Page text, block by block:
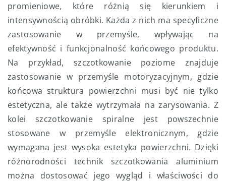
promieniowe, które różnią się kierunkiem i
intensywnością obróbki. Każda z nich ma specyficzne
zastosowanie w przemyśle, wpływając na
efektywność i funkcjonalność końcowego produktu.
Na przykład, szczotkowanie poziome znajduje
zastosowanie w przemyśle motoryzacyjnym, gdzie
końcowa struktura powierzchni musi być nie tylko
estetyczna, ale także wytrzymała na zarysowania. Z
kolei szczotkowanie spiralne jest powszechnie
stosowane w przemyśle elektronicznym, gdzie
wymagana jest wysoka estetyka powierzchni. Dzięki
różnorodności technik szczotkowania aluminium
można dostosować jego wygląd i właściwości do